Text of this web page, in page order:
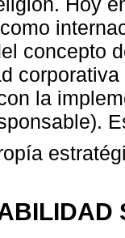
concepto
la